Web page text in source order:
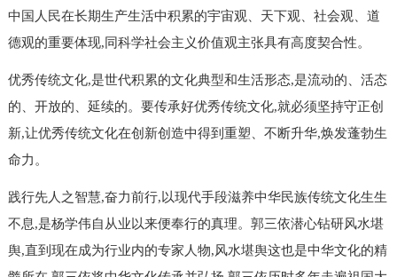
中国人民在长期生产生活中积累的宇宙观、天下观、社会观、道
德观的重要体现,同科学社会主义价值观主张具有高度契合性。
优秀传统文化,是世代积累的文化典型和生活形态,是流动的、活态
的、开放的、延续的。要传承好优秀传统文化,就必须坚持守正创
新,让优秀传统文化在创新创造中得到重塑、不断升华,焕发蓬勃生
命力。
践行先人之智慧,奋力前行,以现代手段滋养中华民族传统文化生生
不息,是杨学伟自从业以来便奉行的真理。郭三依潜心钻研风水堪
舆,直到现在成为行业内的专家人物,风水堪舆这也是中华文化的精